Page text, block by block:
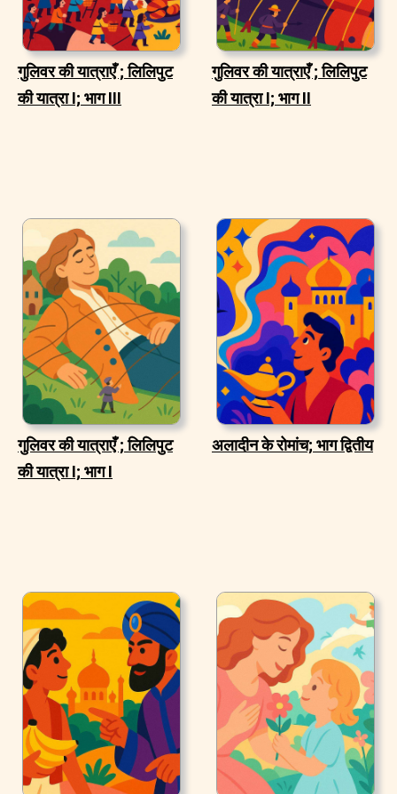
गुलिवर की यात्राएँ ; लिलिपुट
की यात्रा I; भाग III
गुलिवर की यात्राएँ ; लिलिपुट
की यात्रा I; भाग II
गुलिवर की यात्राएँ ; लिलिपुट
की यात्रा I; भाग I
अलादीन के रोमांच; भाग द्वितीय